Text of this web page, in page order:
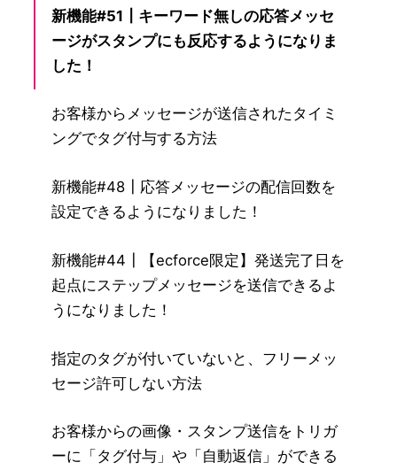
新機能#51┃キーワード無しの応答メッセ
ージがスタンプにも反応するようになりま
した！
お客様からメッセージが送信されたタイミ
ングでタグ付与する方法
新機能#48┃応答メッセージの配信回数を
設定できるようになりました！
新機能#44┃【ecforce限定】発送完了日を
起点にステップメッセージを送信できるよ
うになりました！
指定のタグが付いていないと、フリーメッ
セージ許可しない方法
お客様からの画像・スタンプ送信をトリガ
ーに「タグ付与」や「自動返信」ができる